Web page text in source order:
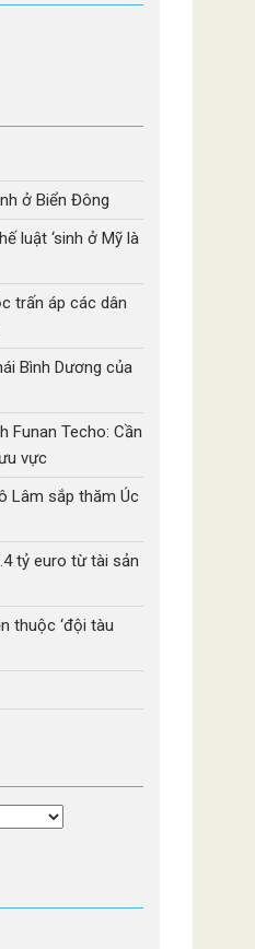
ở Biển Đông
luật ‘sinh ở Mỹ là
trấn áp các dân
Bình Dương của
Funan Techo: Cần
vực
Lâm sắp thăm Úc
tỷ euro từ tài sản
thuộc ‘đội tàu